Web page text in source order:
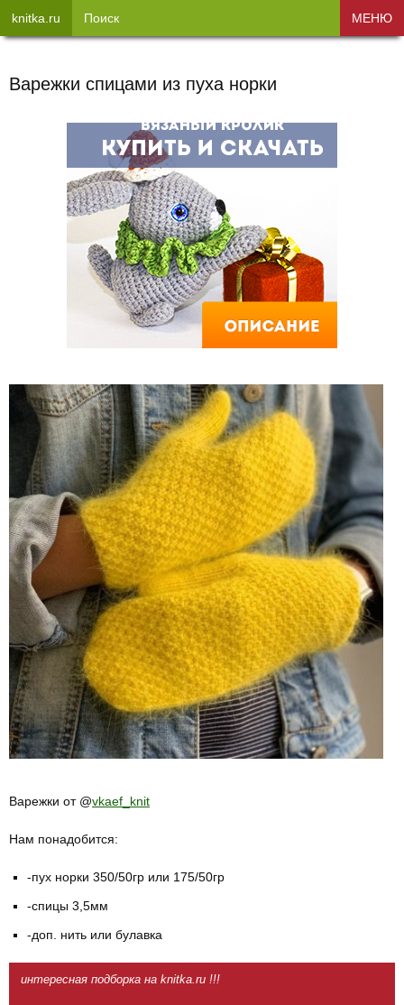
Варежки спицами из пуха норки
Варежки от @vkaef_knit
Нам понадобится:
-пух норки 350/50гр или 175/50гр
-спицы 3,5мм
-доп. нить или булавка
интересная подборка на knitka.ru !!!
knitka.ru Поиск МЕНЮ